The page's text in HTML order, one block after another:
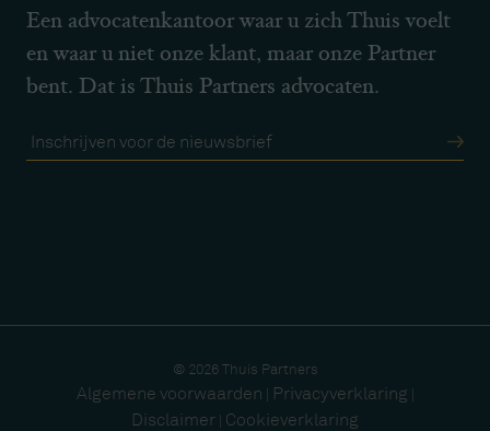
Een advocatenkantoor waar u zich Thuis voelt
en waar u niet onze klant, maar onze Partner
bent. Dat is Thuis Partners advocaten.
© 2026 Thuis Partners
Algemene voorwaarden | Privacyverklaring |
Disclaimer | Cookieverklaring